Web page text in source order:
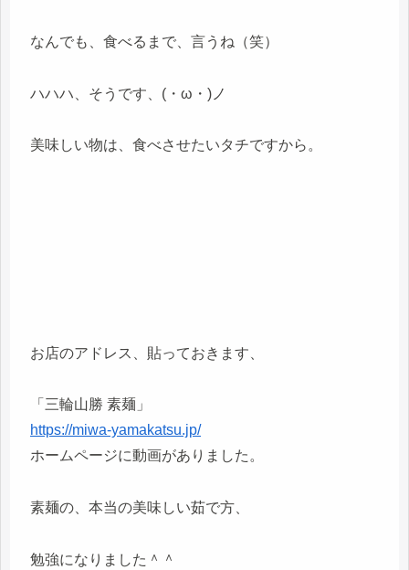
なんでも、食べるまで、言うね（笑）
ハハハ、そうです、(・ω・)ノ
美味しい物は、食べさせたいタチですから。
お店のアドレス、貼っておきます、
「三輪山勝 素麺」
https://miwa-yamakatsu.jp/
ホームページに動画がありました。
素麺の、本当の美味しい茹で方、
勉強になりました＾＾